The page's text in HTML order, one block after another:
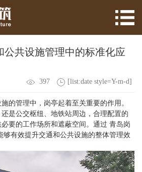
公共设施管理中的标准化应
397 [list:date style=Y-m-d]
的管理中，岗亭起着至关重要的作用。
是公交枢纽、地铁站周边，合理配置的
要的工作场所和遮蔽空间。通过 青岛岗
够有效提升交通和公共设施的整体管理效